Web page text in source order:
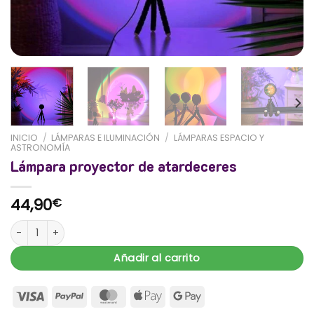
INICIO / LÁMPARAS E ILUMINACIÓN / LÁMPARAS ESPACIO Y
ASTRONOMÍA
Lámpara proyector de atardeceres
44,90€
Lámpara proyector de atardeceres cantidad
Añadir al carrito